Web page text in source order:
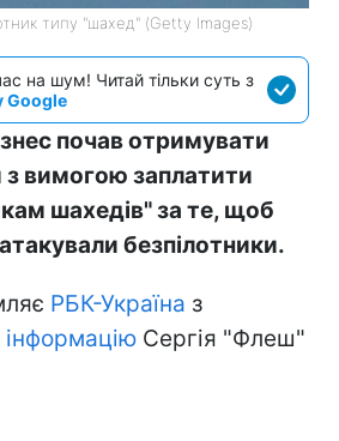
типу "шахед" (Getty Images)
на шум! Читай тільки суть з
Google
почав отримувати
з вимогою заплатити
шахедів" за те, щоб
атакували безпілотники.
РБК-Україна з
інформацію Сергія "Флеш"